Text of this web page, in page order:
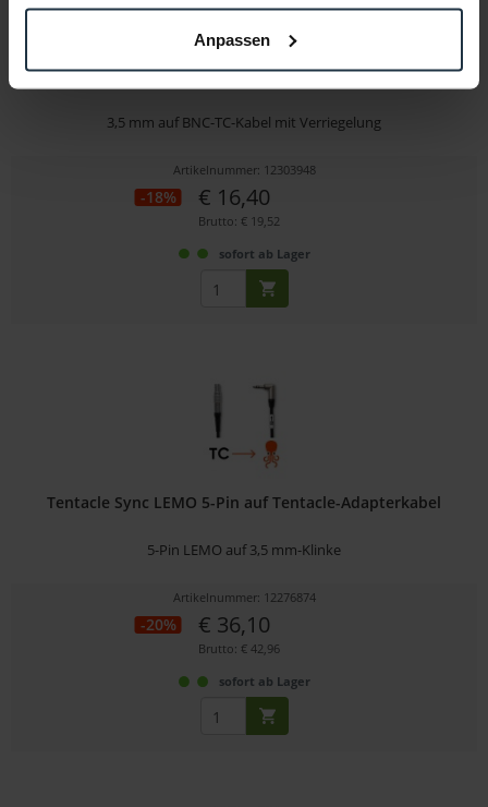
Anpassen
Deity C15
3,5 mm auf BNC-TC-Kabel mit Verriegelung
Artikelnummer: 12303948
-18% € 16,40
Brutto: € 19,52
sofort ab Lager
Tentacle Sync LEMO 5-Pin auf Tentacle-Adapterkabel
5-Pin LEMO auf 3,5 mm-Klinke
Artikelnummer: 12276874
-20% € 36,10
Brutto: € 42,96
sofort ab Lager